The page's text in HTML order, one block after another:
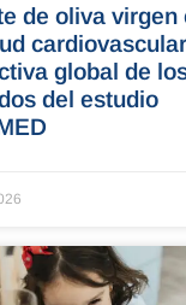
de oliva virgen
global de
del estudio